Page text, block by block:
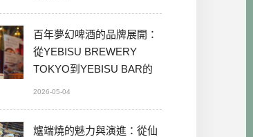
百年夢幻啤酒的品牌展開：
從YEBISU BREWERY
TOKYO到YEBISU BAR的
2026-05-04
爐端燒的魅力與演進：從仙